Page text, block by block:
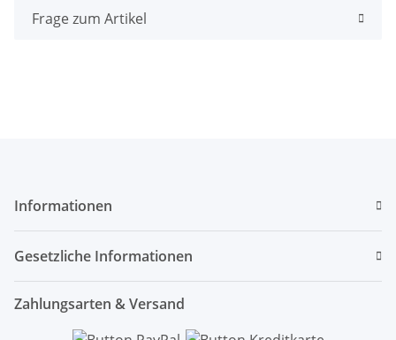
Frage zum Artikel
Informationen
Gesetzliche Informationen
Zahlungsarten & Versand